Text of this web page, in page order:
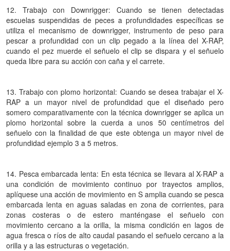
12. Trabajo con Downrigger: Cuando se tienen detectadas
escuelas suspendidas de peces a profundidades específicas se
utiliza el mecanismo de downrigger, instrumento de peso para
pescar a profundidad con un clip pegado a la línea del X-RAP,
cuando el pez muerde el señuelo el clip se dispara y el señuelo
queda libre para su acción con caña y el carrete.
13. Trabajo con plomo horizontal: Cuando se desea trabajar el X-
RAP a un mayor nivel de profundidad que el diseñado pero
somero comparativamente con la técnica downrigger se aplica un
plomo horizontal sobre la cuerda a unos 50 centímetros del
señuelo con la finalidad de que este obtenga un mayor nivel de
profundidad ejemplo 3 a 5 metros.
14. Pesca embarcada lenta: En esta técnica se llevara al X-RAP a
una condición de movimiento continuo por trayectos amplios,
aplíquese una acción de movimiento en S amplia cuando se pesca
embarcada lenta en aguas saladas en zona de corrientes, para
zonas costeras o de estero manténgase el señuelo con
movimiento cercano a la orilla, la misma condición en lagos de
agua fresca o ríos de alto caudal pasando el señuelo cercano a la
orilla y a las estructuras o vegetación.